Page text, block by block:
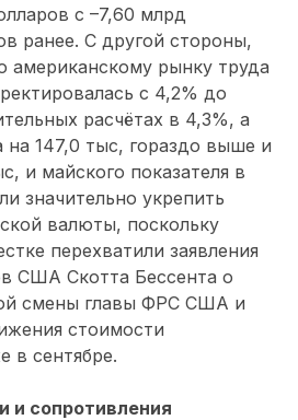
с –7,60 млрд
ранее. С другой стороны,
американскому рынку труда
с 4,2% до
расчётах в 4,3%, а
на 147,0 тыс, гораздо выше и
и майского показателя в
значительно укрепить
валюты, поскольку
перехватили заявления
США Скотта Бессента о
смены главы ФРС США и
стоимости
в сентябре.
и сопротивления